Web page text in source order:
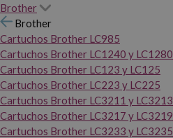
Brother
Brother
Cartuchos Brother LC985
Cartuchos Brother LC1240 y LC1280
Cartuchos Brother LC123 y LC125
Cartuchos Brother LC223 y LC225
Cartuchos Brother LC3211 y LC3213
Cartuchos Brother LC3217 y LC3219
Cartuchos Brother LC3233 y LC3235